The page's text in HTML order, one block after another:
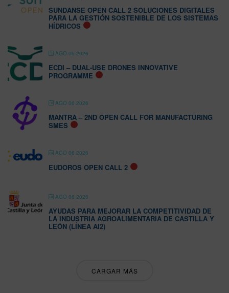
SUNDANSE OPEN CALL 2 SOLUCIONES DIGITALES
PARA LA GESTIÓN SOSTENIBLE DE LOS SISTEMAS
HÍDRICOS
AGO 06 2026
ECDI – DUAL-USE DRONES INNOVATIVE
PROGRAMME
AGO 06 2026
MANTRA – 2ND OPEN CALL FOR MANUFACTURING
SMES
AGO 06 2026
EUDOROS OPEN CALL 2
AGO 06 2026
AYUDAS PARA MEJORAR LA COMPETITIVIDAD DE
LA INDUSTRIA AGROALIMENTARIA DE CASTILLA Y
LEÓN (LÍNEA AI2)
CARGAR MÁS